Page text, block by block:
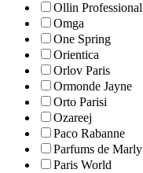
Ollin Professional
Omga
One Spring
Orientica
Orlov Paris
Ormonde Jayne
Orto Parisi
Ozareej
Paco Rabanne
Parfums de Marly
Paris World